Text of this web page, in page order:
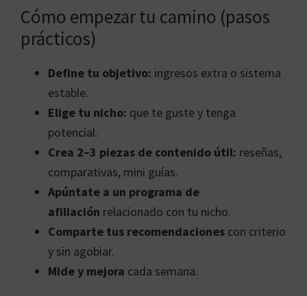
Cómo empezar tu camino (pasos
prácticos)
Define tu objetivo: ingresos extra o sistema
estable.
Elige tu nicho: que te guste y tenga
potencial.
Crea 2–3 piezas de contenido útil: reseñas,
comparativas, mini guías.
Apúntate a un programa de
afiliación relacionado con tu nicho.
Comparte tus recomendaciones con criterio
y sin agobiar.
Mide y mejora cada semana.